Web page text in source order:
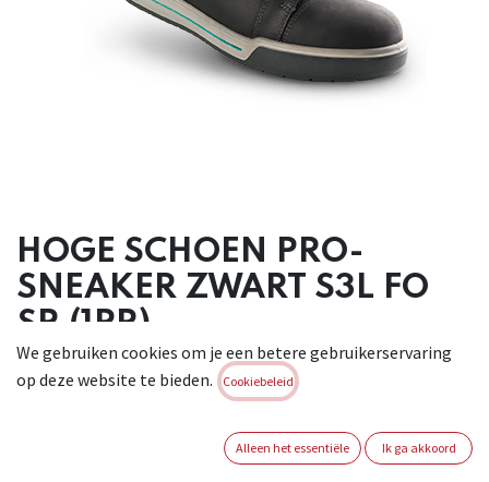
HOGE SCHOEN PRO-
SNEAKER ZWART S3L FO
SR (1PR)
Comfortabele trendy schoen in waterafstotend buffel
volnerfleder. Materiaal buitenzool: PU/PU.
synthetisch. Versterkte neus: staal. Binnenvoering: 3D.
Maten: 39-47. Hoofdkleur: zwart. Extra hielbescherming.
We gebruiken cookies om je een betere gebruikerservaring
op deze website te bieden.
Cookiebeleid
Alleen het essentiële Ik ga akkoord